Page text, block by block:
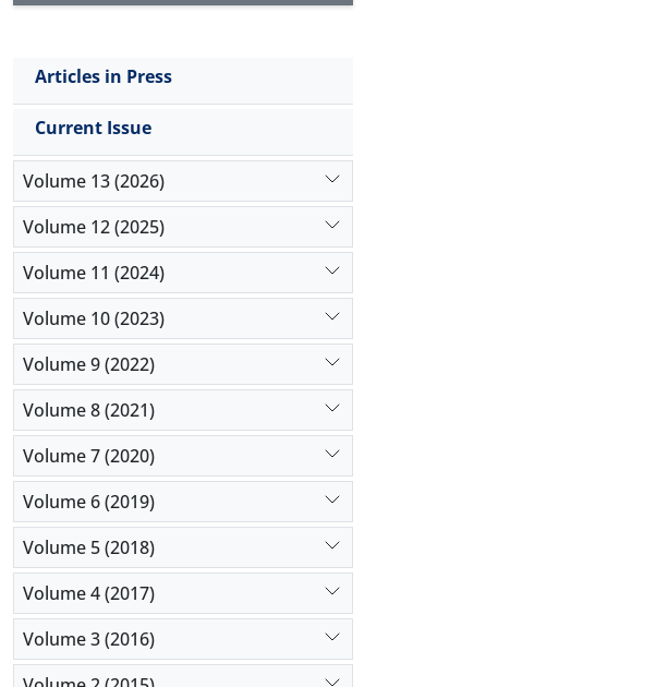
Articles in Press
Current Issue
Volume 13 (2026)
Volume 12 (2025)
Volume 11 (2024)
Volume 10 (2023)
Volume 9 (2022)
Volume 8 (2021)
Volume 7 (2020)
Volume 6 (2019)
Volume 5 (2018)
Volume 4 (2017)
Volume 3 (2016)